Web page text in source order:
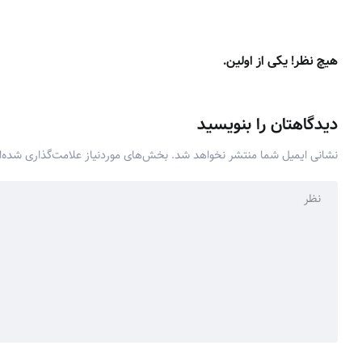
هیچ نظر! یکی از اولین.
دیدگاهتان را بنویسید
نشانی ایمیل شما منتشر نخواهد شد. بخش‌های موردنیاز علامت‌گذاری